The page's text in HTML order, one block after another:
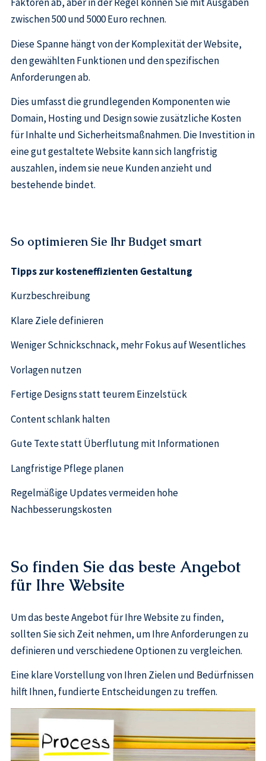
zwischen 500 und 5000 Euro rechnen.
Diese Spanne hängt von der Komplexität der Website,
den gewählten Funktionen und den spezifischen
Anforderungen ab.
Dies umfasst die grundlegenden Komponenten wie
Domain, Hosting und Design sowie zusätzliche Kosten
für Inhalte und Sicherheitsmaßnahmen. Die Investition in
eine gut gestaltete Website kann sich langfristig
auszahlen, indem sie neue Kunden anzieht und
bestehende bindet.
So optimieren Sie Ihr Budget smart
Tipps zur kosteneffizienten Gestaltung
Kurzbeschreibung
Klare Ziele definieren
Weniger Schnickschnack, mehr Fokus auf Wesentliches
Vorlagen nutzen
Fertige Designs statt teurem Einzelstück
Content schlank halten
Gute Texte statt Überflutung mit Informationen
Langfristige Pflege planen
Regelmäßige Updates vermeiden hohe
Nachbesserungskosten
So finden Sie das beste Angebot
für Ihre Website
Um das beste Angebot für Ihre Website zu finden,
sollten Sie sich Zeit nehmen, um Ihre Anforderungen zu
definieren und verschiedene Optionen zu vergleichen.
Eine klare Vorstellung von Ihren Zielen und Bedürfnissen
hilft Ihnen, fundierte Entscheidungen zu treffen.